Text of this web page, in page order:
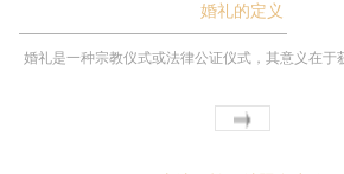
婚礼的定义
婚礼是一种宗教仪式或法律公证仪式，其意义在于